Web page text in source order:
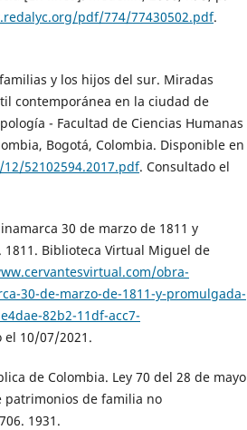
pdf/774/77430502.pdf.
y los hijos del sur. Miradas
contemporánea en la ciudad de
- Facultad de Ciencias Humanas
Bogotá, Colombia. Disponible en
52102594.2017.pdf. Consultado el
30 de marzo de 1811 y
Biblioteca Virtual Miguel de
obra-
30-de-marzo-de-1811-y-promulgada-
82b2-11df-acc7-
el 10/07/2021.
de Colombia. Ley 70 del 28 de mayo
patrimonios de familia no
1931.